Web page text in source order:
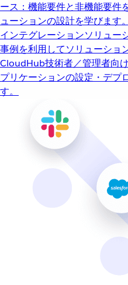
ース：機能要件と非機能要件
ューションの設計を学びます。
インテグレーションソリュー
事例を利用してソリューショ
CloudHub技術者／管理者向
プリケーションの設定・デプ
す。